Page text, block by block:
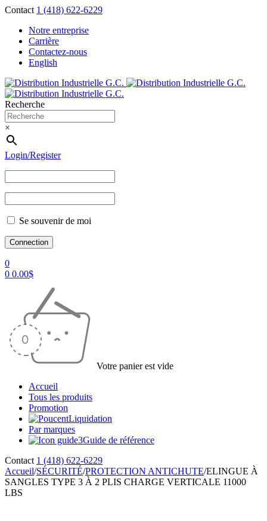
Contact 1 (418) 622-6229
Notre entreprise
Carrière
Contactez-nous
English
Recherche
×
Login/Register
Se souvenir de moi
0
0 0.00$
Votre panier est vide
Accueil
Tous les produits
Promotion
Liquidation
Par marques
Guide de référence
Contact 1 (418) 622-6229
Accueil/SÉCURITÉ/PROTECTION ANTICHUTE/ELINGUE À
SANGLES TYPE 3 À 2 PLIS CHARGE VERTICALE 11000
LBS